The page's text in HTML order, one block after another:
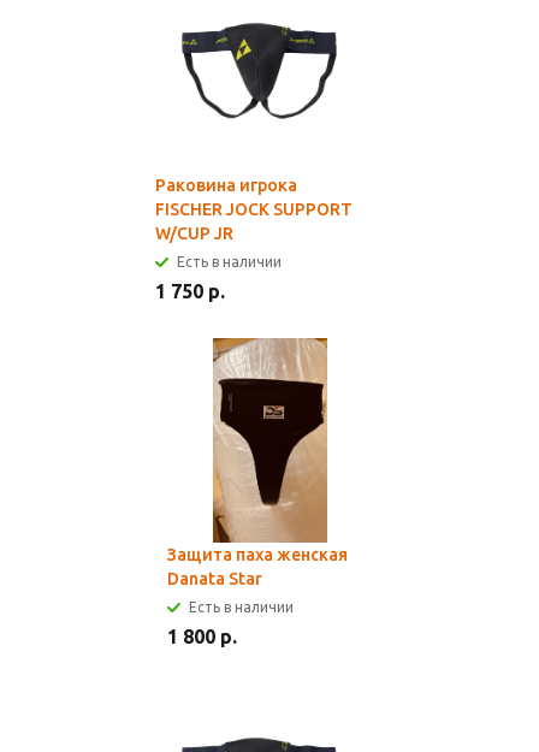
Раковина игрока
FISCHER JOCK SUPPORT
W/CUP JR
Есть в наличии
1 750 р.
Защита паха женская
Danata Star
Есть в наличии
1 800 р.